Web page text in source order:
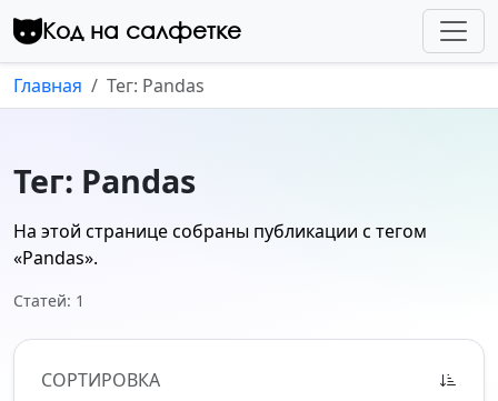
Перейти к контенту
Код на салфетке
Главная Тег: Pandas
Тег: Pandas
На этой странице собраны публикации с тегом
«Pandas».
Статей: 1
СОРТИРОВКА